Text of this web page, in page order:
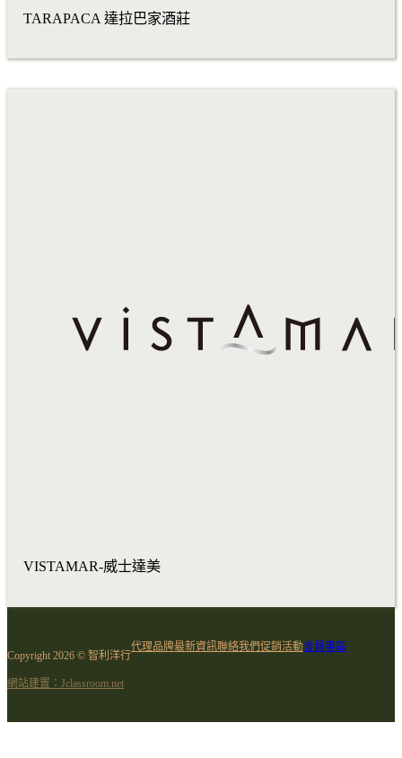
TARAPACA 達拉巴家酒莊
VISTAMAR-威士達美
Copyright 2026 © 智利洋行
代理品牌最新資訊聯絡我們促銷活動會員專區
網站建置：Jclassroom.net